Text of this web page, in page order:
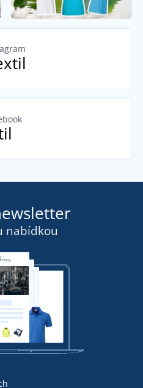
nabídkou